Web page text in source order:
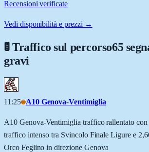
Recensioni verificate
Vedi disponibilità e prezzi →
🚦 Traffico sul percorso65
gravi
11:25 A10 Genova-Ventimiglia
A10 Genova-Ventimiglia traffico rallentato con
traffico intenso tra Svincolo Finale Ligure e
Orco Feglino in direzione Genova